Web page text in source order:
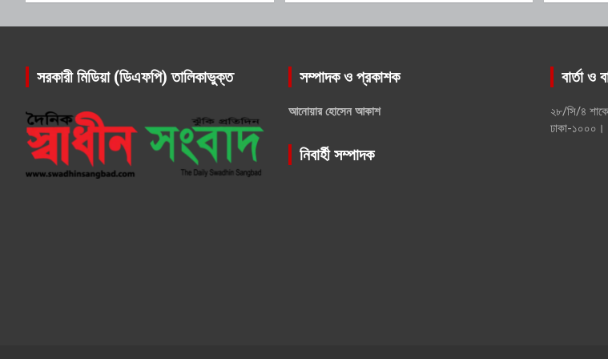
সরকারী মিডিয়া (ডিএফপি) তালিকাভুক্ত সম্পাদক ও প্রকাশক
আনোয়ার হোসেন আকাশ
নিবার্হী সম্পাদক
বার্তা ও
২৮/সি/৪
ঢাকা-১০০০।